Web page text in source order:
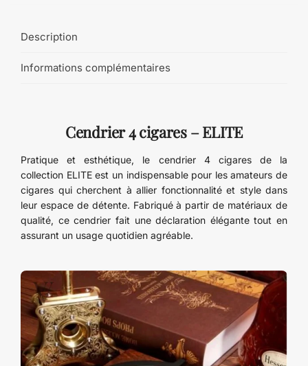
Description
Informations complémentaires
Cendrier 4 cigares – ELITE
Pratique et esthétique, le cendrier 4 cigares de la
collection ELITE est un indispensable pour les amateurs de
cigares qui cherchent à allier fonctionnalité et style dans
leur espace de détente. Fabriqué à partir de matériaux de
qualité, ce cendrier fait une déclaration élégante tout en
assurant un usage quotidien agréable.